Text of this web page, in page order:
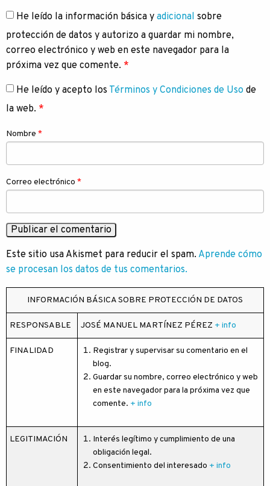
He leído la información básica y adicional sobre
protección de datos y autorizo a guardar mi nombre,
correo electrónico y web en este navegador para la
próxima vez que comente. *
He leído y acepto los Términos y Condiciones de Uso de
la web. *
Nombre *
Correo electrónico *
Este sitio usa Akismet para reducir el spam. Aprende cómo
se procesan los datos de tus comentarios.
INFORMACIÓN BÁSICA SOBRE PROTECCIÓN DE DATOS
RESPONSABLE JOSÉ MANUEL MARTÍNEZ PÉREZ + info
FINALIDAD
Registrar y supervisar su comentario en el
blog.
Guardar su nombre, correo electrónico y web
en este navegador para la próxima vez que
comente. + info
LEGITIMACIÓN
Interés legítimo y cumplimiento de una
obligación legal.
Consentimiento del interesado + info